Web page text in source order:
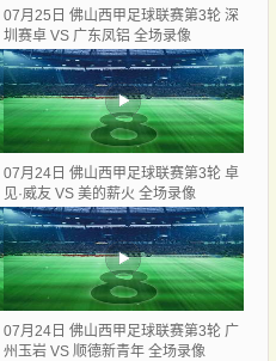
07月25日 佛山西甲足球联赛第3轮 深
圳赛卓 VS 广东凤铝 全场录像
07月24日 佛山西甲足球联赛第3轮 卓
见·威友 VS 美的薪火 全场录像
07月24日 佛山西甲足球联赛第3轮 广
州玉岩 VS 顺德新青年 全场录像